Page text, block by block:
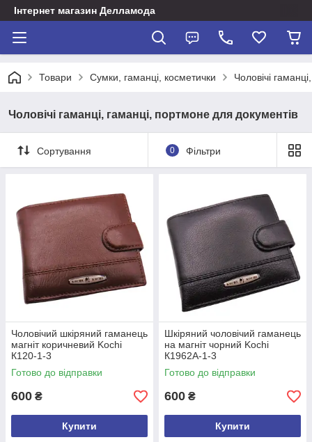
Інтернет магазин Делламода
Товари Сумки, гаманці, косметички Чоловічі
Чоловічі гаманці, гаманці, портмоне для документів
Сортування 0 Фільтри
Чоловічий шкіряний гаманець
магніт коричневий Kochi
К120-1-3
Готово до відправки
600 ₴
Купити
Шкіряний чоловічий гаманець
на магніт чорний Kochi
К1962А-1-3
Готово до відправки
600 ₴
Купити